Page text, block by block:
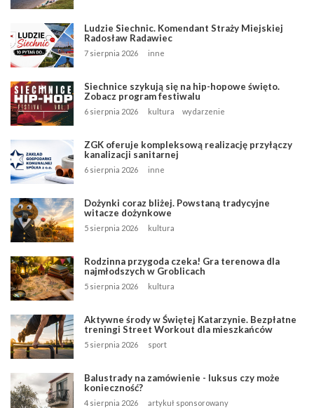
Ludzie Siechnic. Komendant Straży Miejskiej
Radosław Radawiec
7 sierpnia 2026 inne
Siechnice szykują się na hip-hopowe święto.
Zobacz program festiwalu
6 sierpnia 2026 kultura wydarzenie
ZGK oferuje kompleksową realizację przyłączy
kanalizacji sanitarnej
6 sierpnia 2026 inne
Dożynki coraz bliżej. Powstaną tradycyjne
witacze dożynkowe
5 sierpnia 2026 kultura
Rodzinna przygoda czeka! Gra terenowa dla
najmłodszych w Groblicach
5 sierpnia 2026 kultura
Aktywne środy w Świętej Katarzynie. Bezpłatne
treningi Street Workout dla mieszkańców
5 sierpnia 2026 sport
Balustrady na zamówienie - luksus czy może
konieczność?
4 sierpnia 2026 artykuł sponsorowany